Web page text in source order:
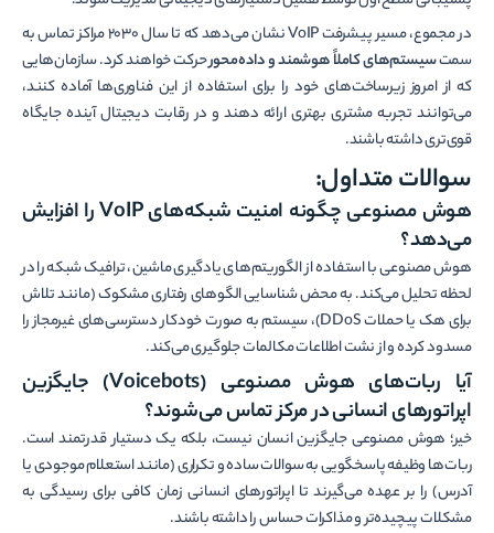
در مجموع، مسیر پیشرفت VoIP نشان می‌دهد که تا سال 2030 مراکز تماس به
سمتسیستم‌های کاملاً هوشمند و داده‌محورحرکت خواهند کرد. سازمان‌هایی
که از امروز زیرساخت‌های خود را برای استفاده از این فناوری‌ها آماده کنند،
می‌توانند تجربه مشتری بهتری ارائه دهند و در رقابت دیجیتال آینده جایگاه
قوی‌تری داشته باشند.
سوالات متداول:
هوش مصنوعی چگونه امنیت شبکه‌هایVoIP
را افزایش
می‌دهد؟
هوش مصنوعی با استفاده از الگوریتم‌های یادگیری ماشین، ترافیک شبکه را در
لحظه تحلیل می‌کند. به محض شناسایی الگوهای رفتاری مشکوک (مانند تلاش
برای هک یا حملات DDoS)، سیستم به صورت خودکار دسترسی‌های غیرمجاز را
مسدود کرده و از نشت اطلاعات مکالمات جلوگیری می‌کند.
آیا ربات‌های هوش مصنوعی (Voicebots)
جایگزین
اپراتورهای انسانی در مرکز تماس می‌شوند؟
خیر؛ هوش مصنوعی جایگزین انسان نیست، بلکه یک دستیار قدرتمند است.
ربات‌ها وظیفه پاسخگویی به سوالات ساده و تکراری (مانند استعلام موجودی یا
آدرس) را بر عهده می‌گیرند تا اپراتورهای انسانی زمان کافی برای رسیدگی به
مشکلات پیچیده‌تر و مذاکرات حساس را داشته باشند.